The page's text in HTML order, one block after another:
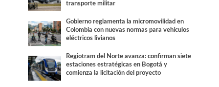
transporte militar
Gobierno reglamenta la micromovilidad en
Colombia con nuevas normas para vehículos
eléctricos livianos
Regiotram del Norte avanza: confirman siete
estaciones estratégicas en Bogotá y
comienza la licitación del proyecto